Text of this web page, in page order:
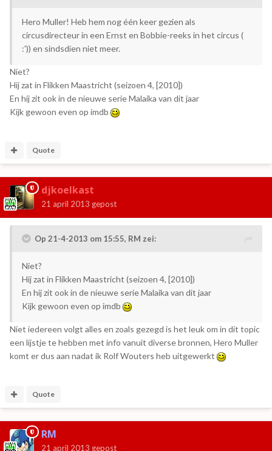
Hero Muller! Heb hem nog één keer gezien als
circusdirecteur in een Ernst en Bobbie-reeks in het circus (
:')) en sindsdien niet meer.
Niet?
Hij zat in Flikken Maastricht (seizoen 4, [2010])
En hij zit ook in de nieuwe serie Malaika van dit jaar
Kijk gewoon even op imdb
Quote
djkoelkast
21 april 2013 gepost
Op 21-4-2013 om 15:55, RM zei:
Niet?
Hij zat in Flikken Maastricht (seizoen 4, [2010])
En hij zit ook in de nieuwe serie Malaika van dit jaar
Kijk gewoon even op imdb
Niet iedereen volgt alles en zoals gezegd is het leuk om in dit topic
een lijstje te hebben met info vanuit diverse bronnen, Hero Muller
komt er dus aan nadat ik Rolf Wouters heb uitgewerkt
Quote
RM
21 april 2013 gepost